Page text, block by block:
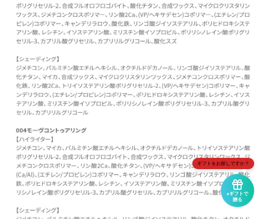
eギフトで
贈る
ギフトをお探しですか？